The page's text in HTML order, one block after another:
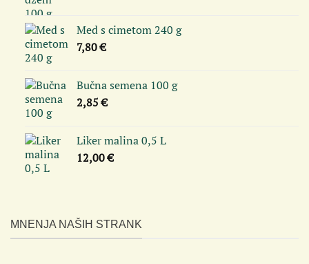
MNENJA NAŠIH STRANK
Med s cimetom 240 g
7,80€
Bučna semena 100 g
2,85€
Liker malina 0,5 L
12,00€